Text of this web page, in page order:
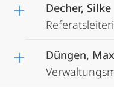
Decher, Silke
Düngen,